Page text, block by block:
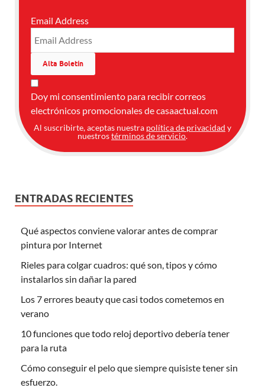
Email Address
Doy mi consentimiento para recibir correos
electrónicos promocionales de casaactual.com
Al suscribirte, aceptas nuestra política de privacidad y
nuestrostérminos de servicio.
ENTRADAS RECIENTES
Qué aspectos conviene valorar antes de comprar
pintura por Internet
Rieles para colgar cuadros: qué son, tipos y cómo
instalarlos sin dañar la pared
Los 7 errores beauty que casi todos cometemos en
verano
10 funciones que todo reloj deportivo debería tener
para la ruta
Cómo conseguir el pelo que siempre quisiste tener sin
esfuerzo.